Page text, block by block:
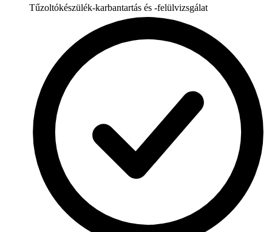
Tűzoltókészülék-karbantartás és -felülvizsgálat